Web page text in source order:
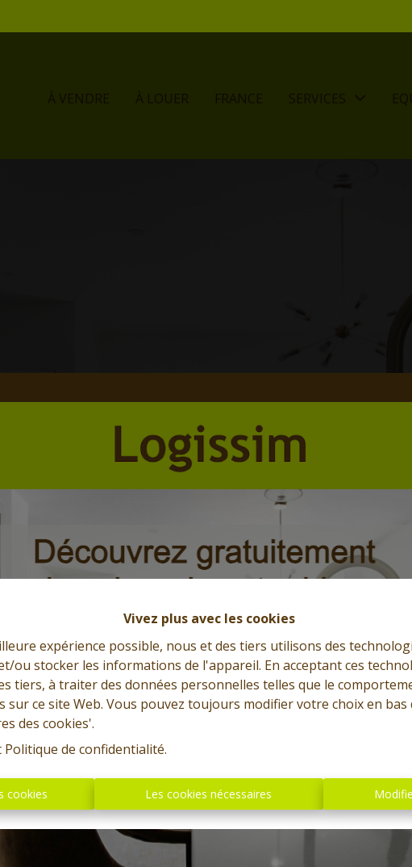
Vivez plus avec les cookies
expérience possible, nous et des tiers utilisons des
ou stocker les informations de l'appareil. En acceptant ces
tiers, à traiter des données personnelles telles que le
sur ce site Web. Vous pouvez toujours modifier votre choix en
des cookies'.
Politique de confidentialité.
cookies Les cookies nécessaires
À VENDRE À LOUER FRANCE SERVICES
Et l'immobilier s'exprime